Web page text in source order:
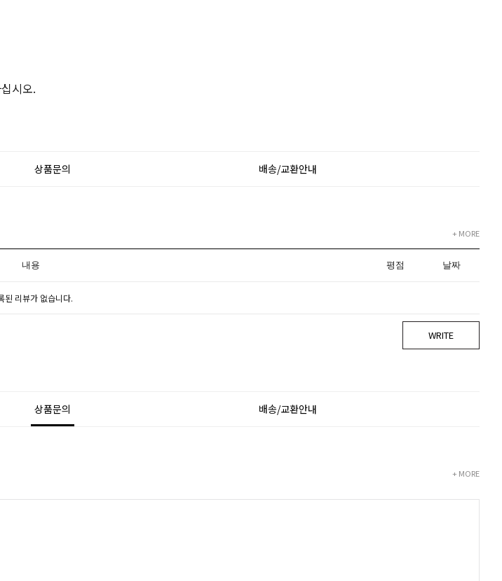
시오.
상품문의 배송/교환안내
+ MORE
내용 평점 날짜
된 리뷰가 없습니다.
WRITE
상품문의 배송/교환안내
+ MORE